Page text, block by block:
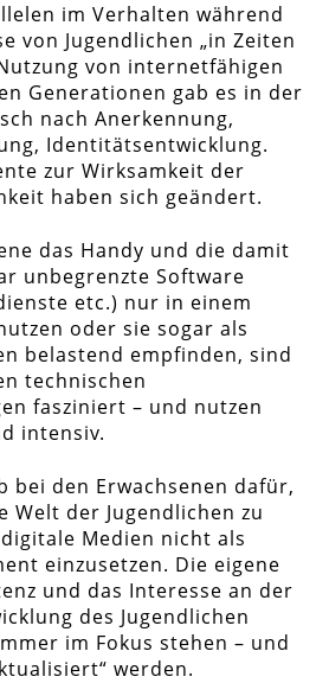
im Verhalten während
von Jugendlichen „in Zeiten
von internetfähigen
Generationen gab es in der
nach Anerkennung,
Identitätsentwicklung.
zur Wirksamkeit der
haben sich geändert.
das Handy und die damit
unbegrenzte Software
etc.) nur in einem
oder sie sogar als
belastend empfinden, sind
technischen
fasziniert – und nutzen
intensiv.
bei den Erwachsenen dafür,
Welt der Jugendlichen zu
Medien nicht als
einzusetzen. Die eigene
und das Interesse an der
des Jugendlichen
im Fokus stehen – und
werden.